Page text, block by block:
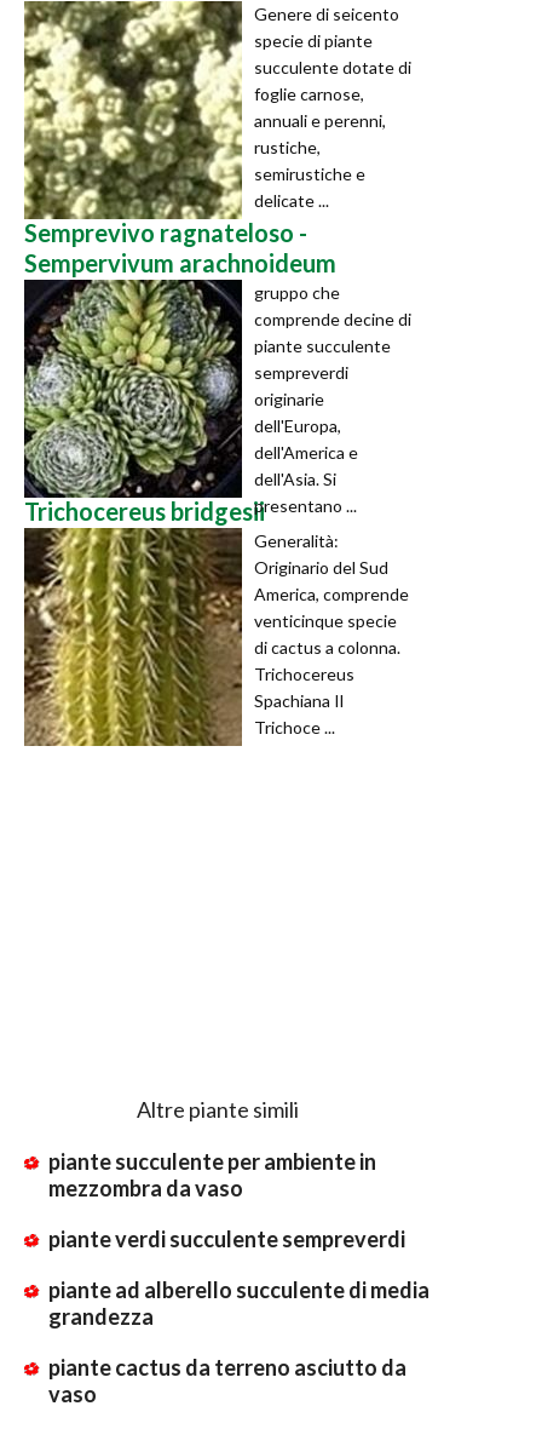
Genere di seicento
specie di piante
succulente dotate di
foglie carnose,
annuali e perenni,
rustiche,
semirustiche e
delicate ...
Semprevivo ragnateloso -
Sempervivum arachnoideum
gruppo che
comprende decine di
piante succulente
sempreverdi
originarie
dell'Europa,
dell'America e
dell'Asia. Si
presentano ...
Trichocereus bridgesii
Generalità:
Originario del Sud
America, comprende
venticinque specie
di cactus a colonna.
Trichocereus
Spachiana Il
Trichoce ...
Altre piante simili
piante succulente per ambiente in
mezzombra da vaso
piante verdi succulente sempreverdi
piante ad alberello succulente di media
grandezza
piante cactus da terreno asciutto da
vaso